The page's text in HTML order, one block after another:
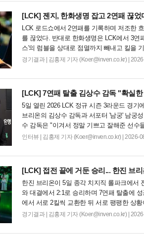
[LCK]젠지, 한화생명 잡고 2연패 끊었
LCK 로드쇼에서 2연패를 기록하며 저조한
를 끊었다. 반대로 한화생명은 LCK에서 3연
스'의 럼블을 상대로 점멸까지 빼내고 킬을
따냈고, 바텀 원딜끼리 1:1 교전...
경기결과 김홍제 기자 (Koer@inven.co.kr) |
[LCK]7연패 탈출 김상수 감독 "확실
5일 열린 2026 LCK 정규 시즌 3라운드 경기
브리온의 김상수 감독과 서포터 '남궁' 남궁
수 감독은 "이겨서 정말 기쁘고 잘해준 선수
있어서 기쁘다"라고 말...
인터뷰 김홍제 기자 (Koer@inven.co.kr) | 2026-
[LCK]접전 끝에 거둔 승리... 한진 브
한진 브리온이 5일 종각 치지직 롤파크에서
와 대결에서 2:1로 승리하며 7연패 탈출에
에서 서로 2킬씩 교환한 뒤 서로 팽팽한 상
서 농심이 상대 바텀을...
경기결과 김홍제 기자 (Koer@inven.co.kr) |